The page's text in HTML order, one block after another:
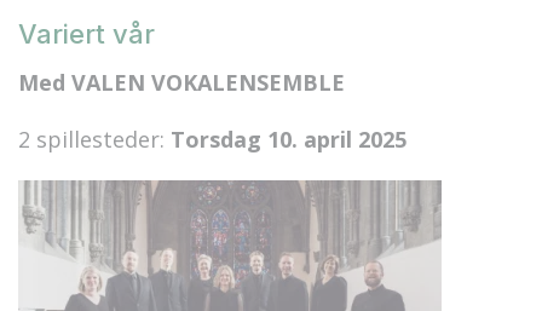
Variert vår
Med VALEN VOKALENSEMBLE
2 spillesteder: Torsdag 10. april 2025